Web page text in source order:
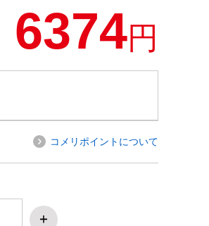
6374円
コメリポイントについて